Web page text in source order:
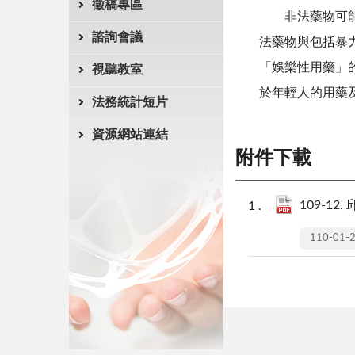
徵稿專區
諮詢會議
視聽教室
法務統計短片
資源網站連結
非法藥物可能
法藥物與包括暴
「娛樂性用藥
於年輕人的用藥
附件下載
109-12.
110-01-